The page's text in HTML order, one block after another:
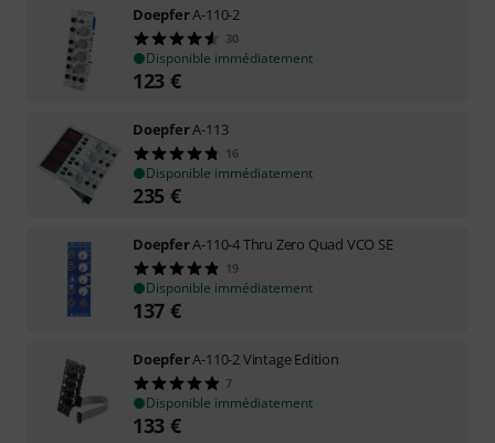
DoepferA-110-2
30
Disponible immédiatement
123 €
DoepferA-113
16
Disponible immédiatement
235 €
DoepferA-110-4 Thru Zero Quad VCO SE
19
Disponible immédiatement
137 €
DoepferA-110-2 Vintage Edition
7
Disponible immédiatement
133 €